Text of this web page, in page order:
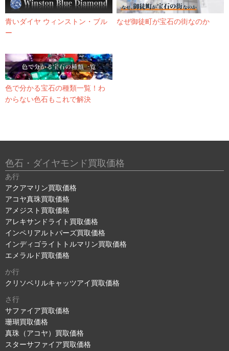
青いダイヤ ウィンストン・ブル
ー
なぜ御徒町が宝石の街なのか
色で分かる宝石の種類一覧！わ
からない色石もこれで解決
色石・ダイヤモンド買取価格
あ行
アクアマリン買取価格
アコヤ真珠買取価格
アメジスト買取価格
アレキサンドライト買取価格
インペリアルトパーズ買取価格
インディゴライトトルマリン買取価格
エメラルド買取価格
か行
クリソベリルキャッツアイ買取価格
さ行
サファイア買取価格
珊瑚買取価格
真珠（アコヤ）買取価格
スターサファイア買取価格